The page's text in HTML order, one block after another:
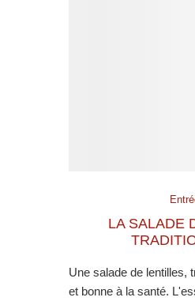
LA SALADE
Une salade de lentilles,
et bonne à la santé.